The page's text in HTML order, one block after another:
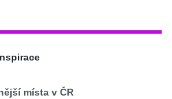
místa v ČR